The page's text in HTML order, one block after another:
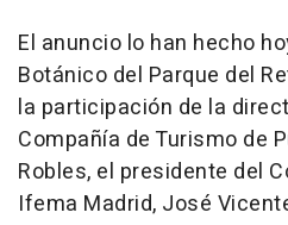
El anuncio lo han hecho
Botánico del Parque del
la participación de la
Compañía de Turismo de
Robles, el presidente del
Ifema Madrid, José